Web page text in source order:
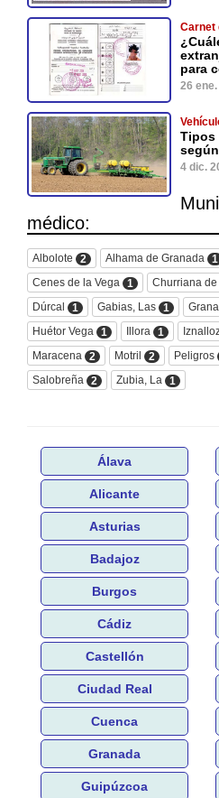
Carnet
para
26
Tipos
4 dic.
médico:
Albolote 2 Alhama de Granada 1
Cenes de la Vega
1 Churriana de
Dúrcal
1 Gabias, Las 1
Huétor Vega
1 Illora 1
Maracena
2 Motril 2 Peligros
Salobreña
2 Zubia, La 1
Álava
Alicante
Asturias
Badajoz
Burgos
Cádiz
Castellón
Ciudad Real
Cuenca
Granada
Guipúzcoa